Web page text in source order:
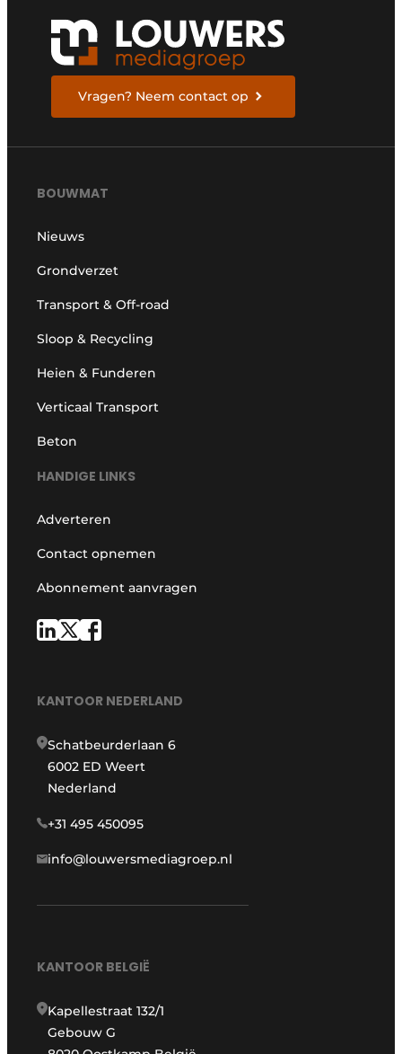
Vragen? Neem contact op
BOUWMAT
Nieuws
Grondverzet
Transport & Off-road
Sloop & Recycling
Heien & Funderen
Verticaal Transport
Beton
HANDIGE LINKS
Adverteren
Contact opnemen
Abonnement aanvragen
KANTOOR NEDERLAND
Schatbeurderlaan 6
6002 ED Weert
Nederland
+31 495 450095
info@louwersmediagroep.nl
KANTOOR BELGIË
Kapellestraat 132/1
Gebouw G